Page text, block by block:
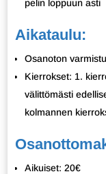
pelin loppuun asti
Aikataulu:
Osanoton
Kierrokset: 1.
välittömästi
kolmannen
Aikuiset: 20€